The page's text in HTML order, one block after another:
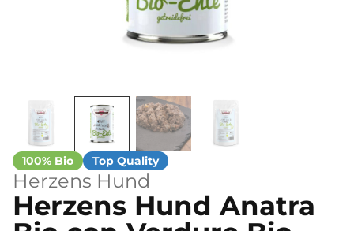
Herzens Hund
Herzens Hund Anatra